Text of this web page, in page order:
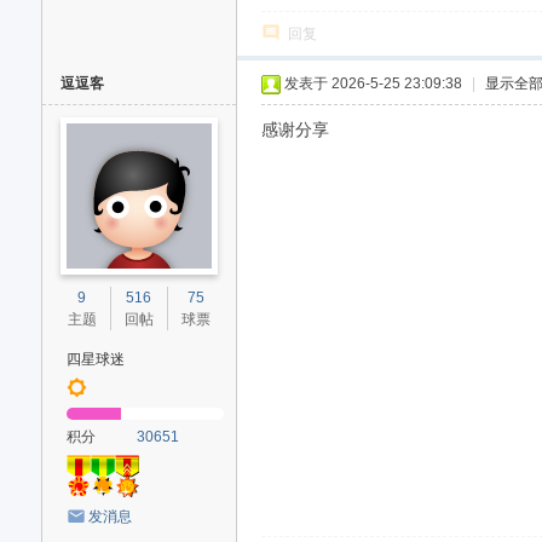
回复
逗逗客
9
主题
516
回帖
75
球票
四星球迷
积分 30651
发消息
发表于 2026-5-25 23:09:38 显示全
感谢分享